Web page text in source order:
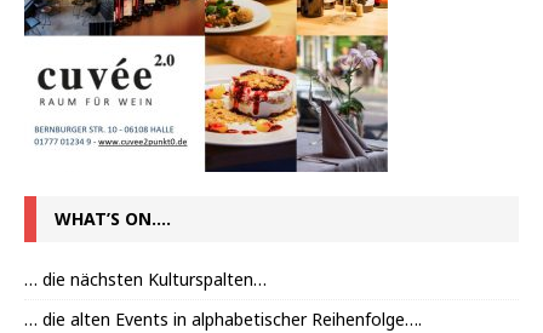
WHAT’S ON….
… die nächsten Kulturspalten…
… die alten Events in alphabetischer Reihenfolge….